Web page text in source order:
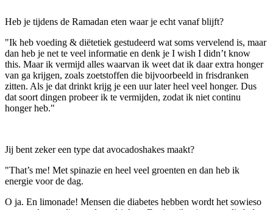
Heb je tijdens de Ramadan eten waar je echt vanaf blijft?
"Ik heb voeding & diëtetiek gestudeerd wat soms vervelend is, maar
dan heb je net te veel informatie en denk je I wish I didn’t know
this. Maar ik vermijd alles waarvan ik weet dat ik daar extra honger
van ga krijgen, zoals zoetstoffen die bijvoorbeeld in frisdranken
zitten. Als je dat drinkt krijg je een uur later heel veel honger. Dus
dat soort dingen probeer ik te vermijden, zodat ik niet continu
honger heb."
Jij bent zeker een type dat avocadoshakes maakt?
"That’s me! Met spinazie en heel veel groenten en dan heb ik
energie voor de dag.
O ja. En limonade! Mensen die diabetes hebben wordt het sowieso